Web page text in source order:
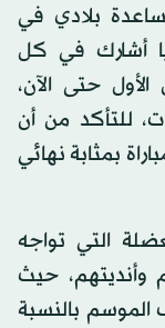
بلادي في
أشارك في كل
الأول حتى الآن،
للتأكد من أن
بمثابة نهائي
التي تواجه
وأنديتهم، حيث
بالنسبة